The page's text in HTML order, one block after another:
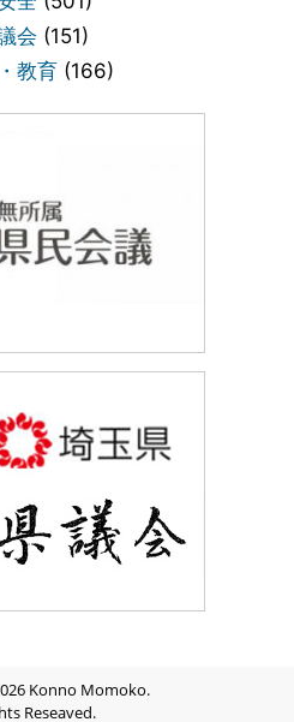
会 (151)
教育 (166)
Konno Momoko.
Reseaved.